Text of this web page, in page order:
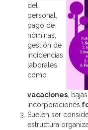
del
personal,
pago de
nóminas,
gestión de
incidencias
laborales
como
vacaciones ,
incorporaciones,
Suelen ser
estructura